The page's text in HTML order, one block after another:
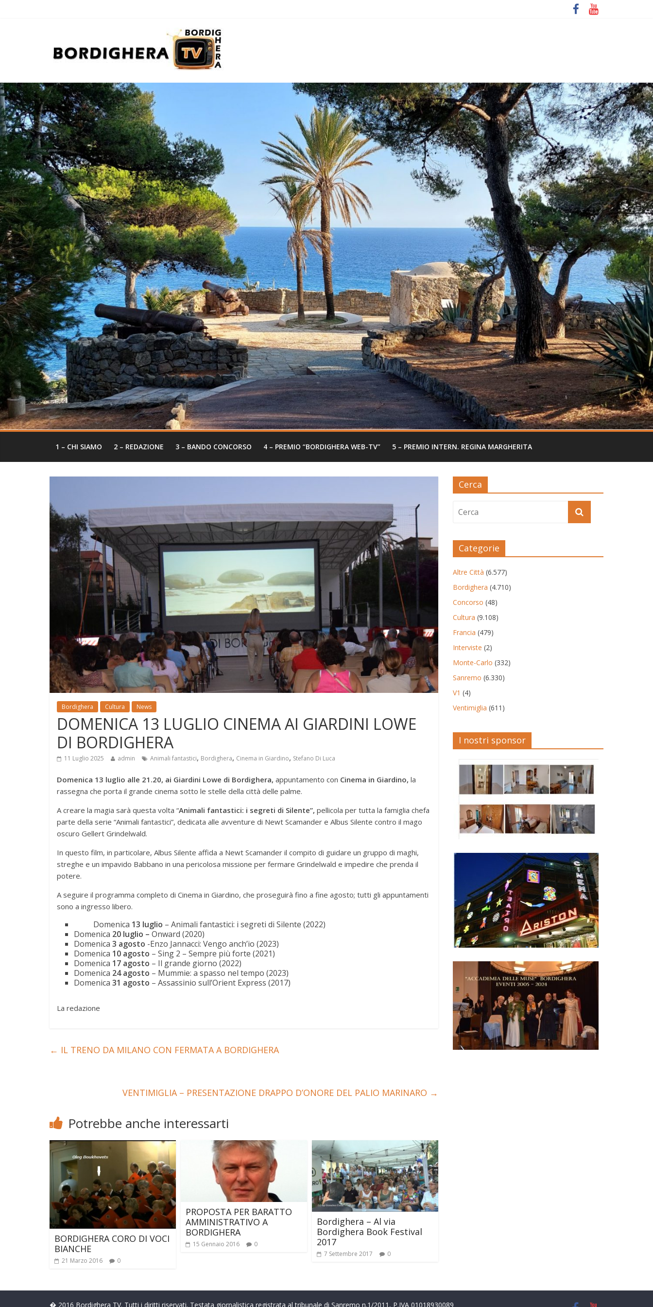
1 – CHI SIAMO 2 – REDAZIONE 3 – BANDO CONCORSO 4 – PREMIO “BORDIGHERA WEB-TV” 5 – PREMIO INTERN. REGINA MARGHERITA
Bordighera Cultura News
DOMENICA 13 LUGLIO CINEMA AI GIARDINI LOWE
DI BORDIGHERA
11 Luglio 2025 admin Animali fantastici, Bordighera, Cinema in Giardino, Stefano Di Luca
Domenica 13 luglio alle 21.20, ai Giardini Lowe di Bordighera, appuntamento con Cinema in Giardino, la
rassegna che porta il grande cinema sotto le stelle della città delle palme.
A creare la magia sarà questa volta “Animali fantastici: i segreti di Silente”, pellicola per tutta la famiglia chefa
parte della serie “Animali fantastici”, dedicata alle avventure di Newt Scamander e Albus Silente contro il mago
oscuro Gellert Grindelwald.
In questo film, in particolare, Albus Silente affida a Newt Scamander il compito di guidare un gruppo di maghi,
streghe e un impavido Babbano in una pericolosa missione per fermare Grindelwald e impedire che prenda il
potere.
A seguire il programma completo di Cinema in Giardino, che proseguirà fino a fine agosto; tutti gli appuntamenti
sono a ingresso libero.
Domenica 13 luglio – Animali fantastici: i segreti di Silente (2022)
Domenica 20 luglio – Onward (2020)
Domenica 3 agosto -Enzo Jannacci: Vengo anch’io (2023)
Domenica 10 agosto – Sing 2 – Sempre più forte (2021)
Domenica 17 agosto – Il grande giorno (2022)
Domenica 24 agosto – Mummie: a spasso nel tempo (2023)
Domenica 31 agosto – Assassinio sull’Orient Express (2017)
La redazione
← IL TRENO DA MILANO CON FERMATA A BORDIGHERA
VENTIMIGLIA – PRESENTAZIONE DRAPPO D’ONORE DEL PALIO MARINARO →
Potrebbe anche interessarti
BORDIGHERA CORO DI VOCI
BIANCHE
21 Marzo 2016 0
PROPOSTA PER BARATTO
AMMINISTRATIVO A
BORDIGHERA
15 Gennaio 2016 0
Bordighera – Al via
Bordighera Book Festival
2017
7 Settembre 2017 0
Cerca
Categorie
Altre Città (6.577)
Bordighera (4.710)
Concorso (48)
Cultura (9.108)
Francia (479)
Interviste (2)
Monte-Carlo (332)
Sanremo (6.330)
V1 (4)
Ventimiglia (611)
I nostri sponsor
� 2016 Bordighera TV. Tutti i diritti riservati. Testata giornalistica registrata al tribunale di Sanremo n.1/2011, P.IVA 01018930089